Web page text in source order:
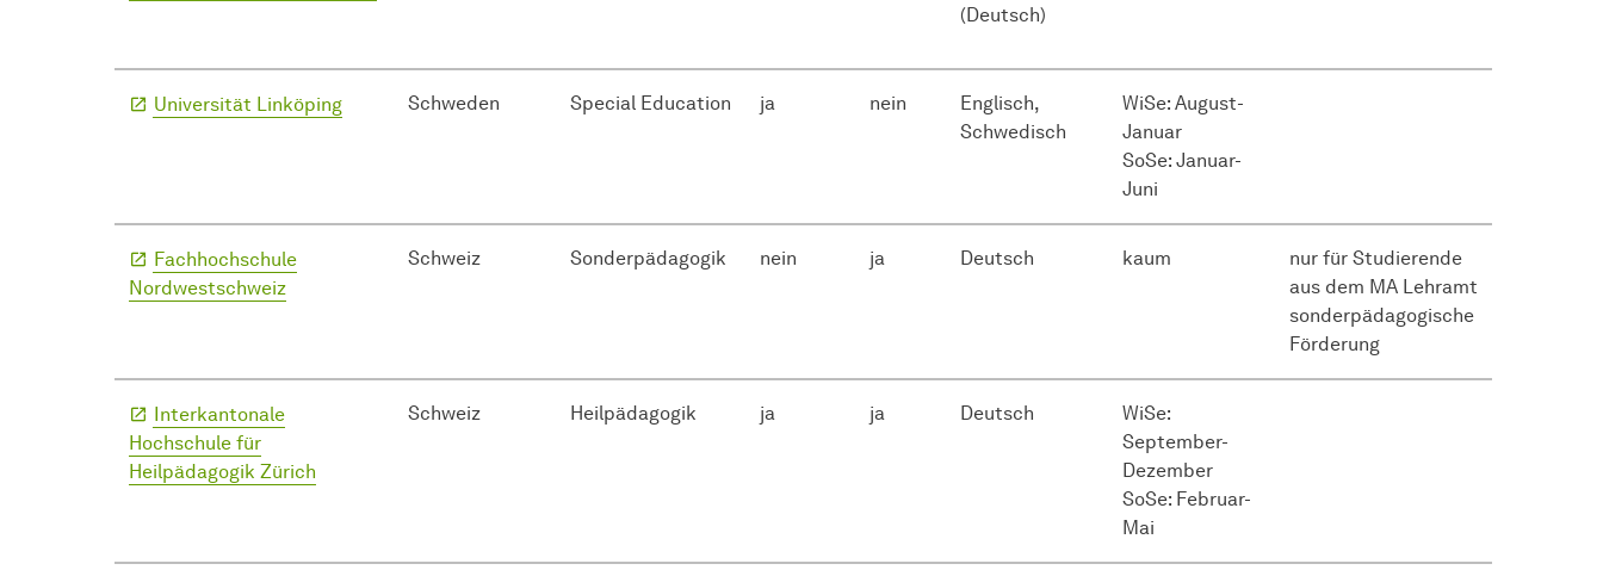
(Deutsch)
Universität Linköping Schweden Special Education ja nein
Englisch,
Schwedisch
WiSe: August-
Januar
SoSe: Januar-
Juni
Fachhochschule
Nordwestschweiz
Schweiz Sonderpädagogik nein ja Deutsch kaum
nur für Studierende
aus dem MA Lehramt
sonderpädagogische
Förderung
Interkantonale
Hochschule für
Heilpädagogik Zürich
Schweiz Heilpädagogik ja ja Deutsch
WiSe:
September-
Dezember
SoSe: Februar-
Mai